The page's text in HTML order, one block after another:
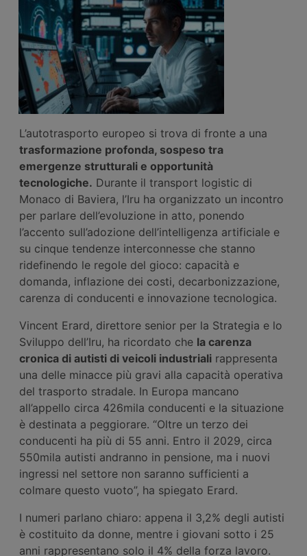
L’autotrasporto europeo si trova di fronte a una
trasformazione profonda, sospeso tra
emergenze strutturali e opportunità
tecnologiche. Durante il transport logistic di
Monaco di Baviera, l’Iru ha organizzato un incontro
per parlare dell’evoluzione in atto, ponendo
l’accento sull’adozione dell’intelligenza artificiale e
su cinque tendenze interconnesse che stanno
ridefinendo le regole del gioco: capacità e
domanda, inflazione dei costi, decarbonizzazione,
carenza di conducenti e innovazione tecnologica.
Vincent Erard, direttore senior per la Strategia e lo
Sviluppo dell’Iru, ha ricordato che la carenza
cronica di autisti di veicoli industriali rappresenta
una delle minacce più gravi alla capacità operativa
del trasporto stradale. In Europa mancano
all’appello circa 426mila conducenti e la situazione
è destinata a peggiorare. “Oltre un terzo dei
conducenti ha più di 55 anni. Entro il 2029, circa
550mila autisti andranno in pensione, ma i nuovi
ingressi nel settore non saranno sufficienti a
colmare questo vuoto”, ha spiegato Erard.
I numeri parlano chiaro: appena il 3,2% degli autisti
è costituito da donne, mentre i giovani sotto i 25
anni rappresentano solo il 4% della forza lavoro.